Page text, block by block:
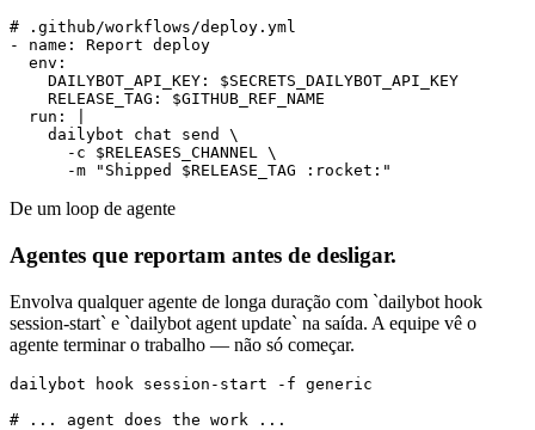
# .github/workflows/deploy.yml
- name: Report deploy
  env:
    DAILYBOT_API_KEY: $SECRETS_DAILYBOT_API_KEY
    RELEASE_TAG: $GITHUB_REF_NAME
  run: |
    dailybot chat send \
      -c $RELEASES_CHANNEL \
      -m "Shipped $RELEASE_TAG :rocket:"
De um loop de agente
Agentes que reportam antes de desligar.
Envolva qualquer agente de longa duração com `dailybot hook
session-start` e `dailybot agent update` na saída. A equipe vê o
agente terminar o trabalho — não só começar.
dailybot hook session-start -f generic
# ... agent does the work ...